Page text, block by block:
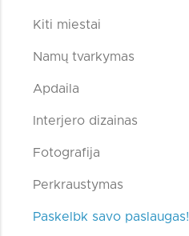
Kiti miestai
Namų tvarkymas
Apdaila
Interjero dizainas
Fotografija
Perkraustymas
Paskelbk savo paslaugas!